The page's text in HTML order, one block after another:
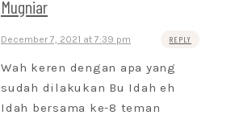
Mugniar
December 7, 2021 at 7:39 pm REPLY
Wah keren dengan apa yang
sudah dilakukan Bu Idah eh
Idah bersama ke-8 teman